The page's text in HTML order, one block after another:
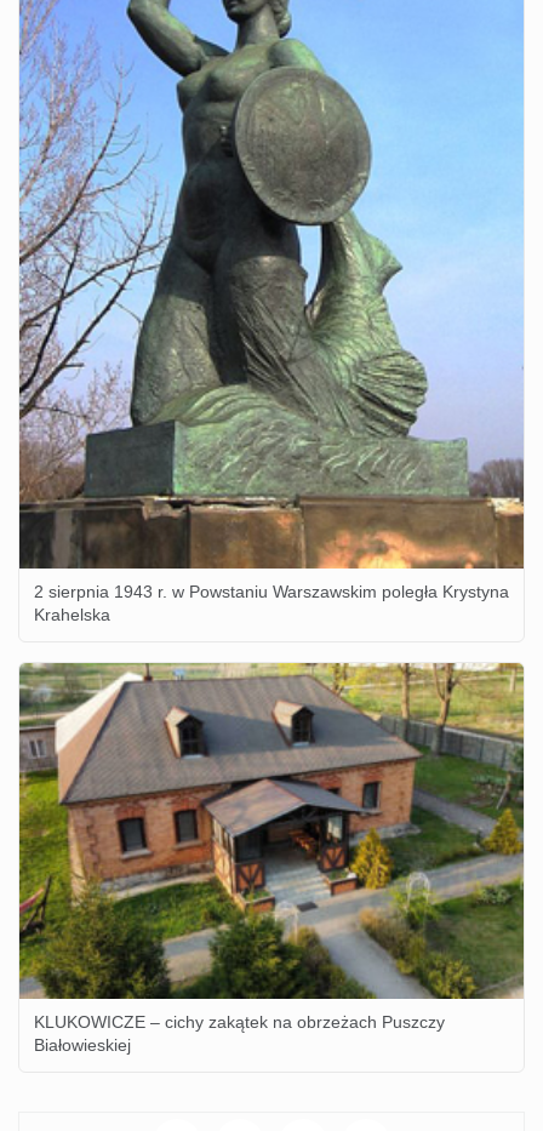
2 sierpnia 1943 r. w Powstaniu Warszawskim poległa Krystyna
Krahelska
KLUKOWICZE – cichy zakątek na obrzeżach Puszczy
Białowieskiej